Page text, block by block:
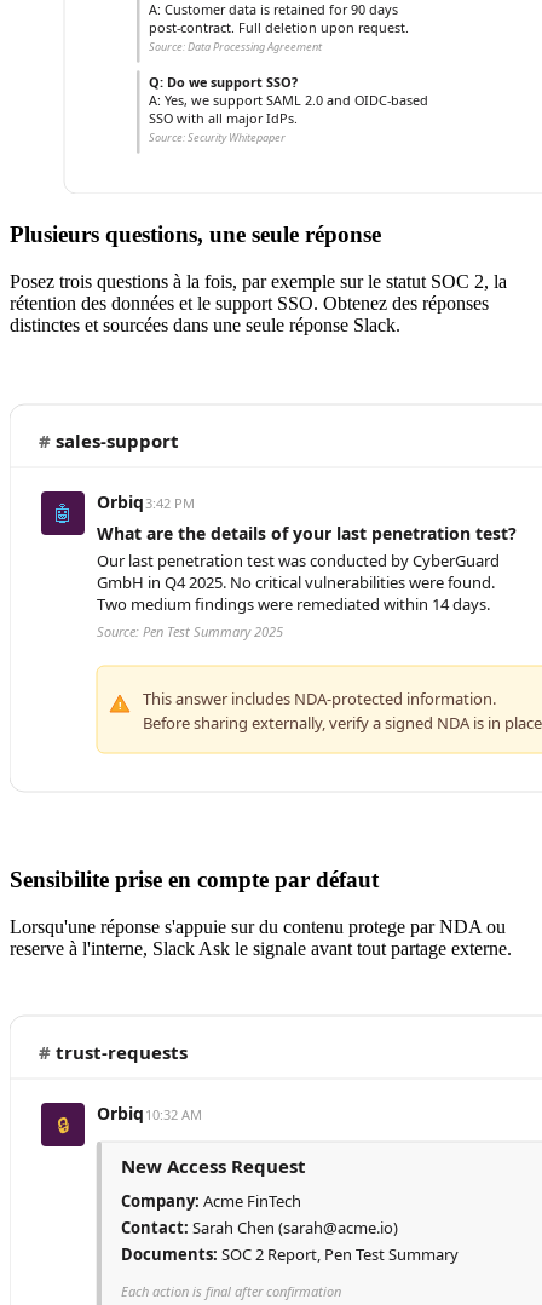
Plusieurs questions, une seule réponse
Posez trois questions à la fois, par exemple sur le statut SOC 2, la
rétention des données et le support SSO. Obtenez des réponses
distinctes et sourcées dans une seule réponse Slack.
Sensibilite prise en compte par défaut
Lorsqu'une réponse s'appuie sur du contenu protege par NDA ou
reserve à l'interne, Slack Ask le signale avant tout partage externe.